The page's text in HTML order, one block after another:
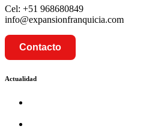
Cel: +51 968680849
info@expansionfranquicia.com
Contacto
Actualidad